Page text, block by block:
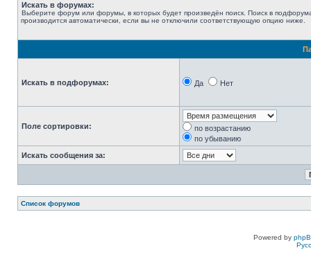
Искать в форумах:
Выберите форум или форумы, в которых будет произведён поиск. Поиск в
производится автоматически, если вы не отключили соответствующую опцию ниже.
Искать в подфорумах: Да Нет
Поле сортировки:
по возрастанию
по убыванию
Искать сообщения за:
Список форумов
Powered by